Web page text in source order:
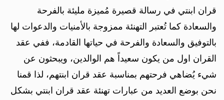
قران ابنتي في رسالة قصيرة مُميزة مليئة بالفرحة
والسعادة كما تُعتبر التهنئة ممزوجة بالأمنيات والدعوات لها
بالتوفيق والسعادة والفرحة في حياتها القادمة، ففي عقد
القران اول من يكون سعيداً هم الوالدين، ويبحثون عن
شيء يُضاهي فرحتهم بمناسبة عقد قران ابنتهم، لذا قمنا
نحن بوضع العديد من عبارات تهنئة عقد قران ابنتي بشكل